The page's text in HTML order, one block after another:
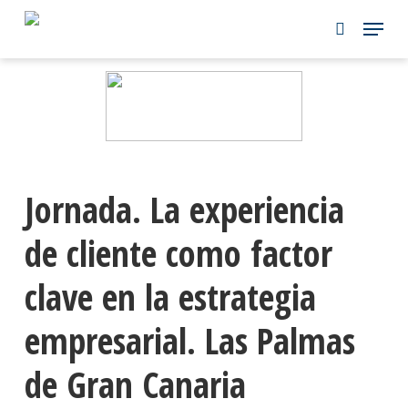
Skip
Jornada. La experiencia
de cliente como factor
clave en la estrategia
empresarial. Las Palmas
de Gran Canaria